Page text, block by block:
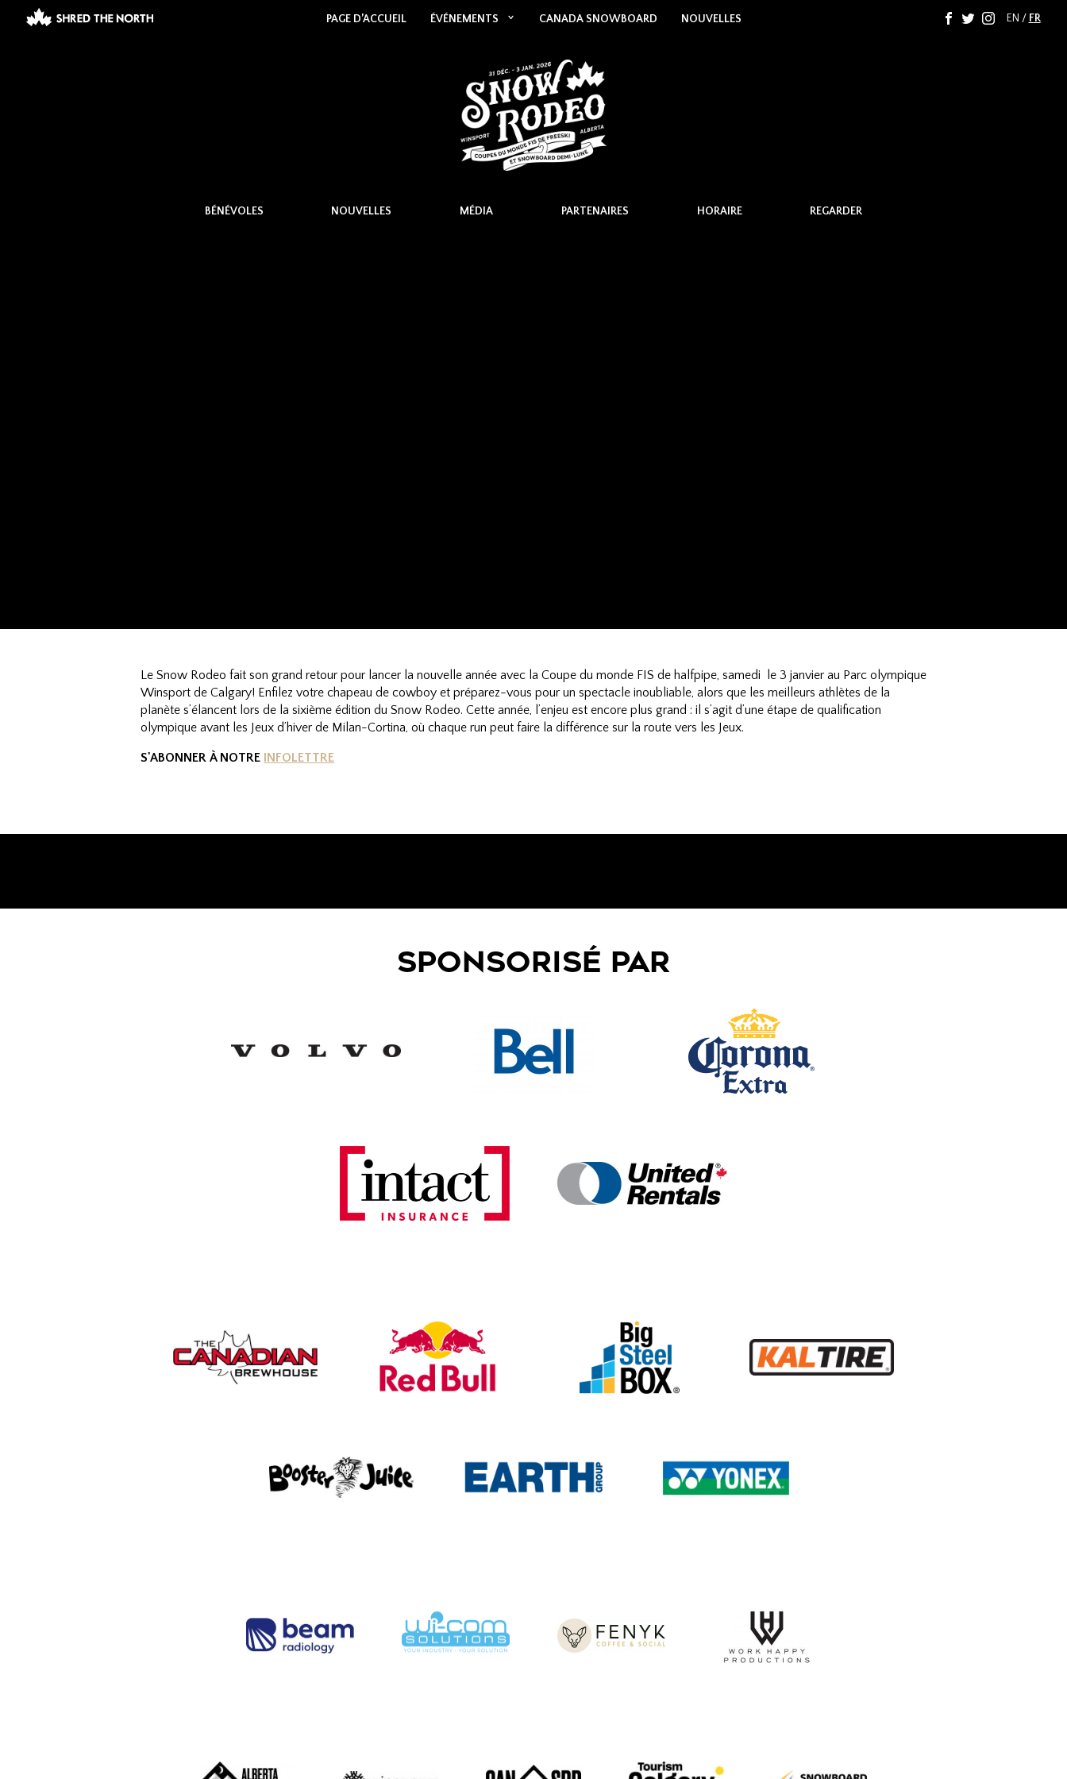
F T I EN / FR
PAGE D’ACCUEIL ÉVÉNEMENTS CANADA SNOWBOARD NOUVELLES
BÉNÉVOLES NOUVELLES MÉDIA PARTENAIRES HORAIRE REGARDER
Le Snow Rodeo fait son grand retour pour lancer la nouvelle année avec la Coupe du monde FIS de halfpipe, samedi le 3 janvier au Parc olympique
Winsport de Calgary! Enfilez votre chapeau de cowboy et préparez-vous pour un spectacle inoubliable, alors que les meilleurs athlètes de la
planète s’élancent lors de la sixième édition du Snow Rodeo. Cette année, l’enjeu est encore plus grand : il s’agit d’une étape de qualification
olympique avant les Jeux d’hiver de Milan-Cortina, où chaque run peut faire la différence sur la route vers les Jeux.
S'ABONNER À NOTRE INFOLETTRE
SPONSORISÉ PAR